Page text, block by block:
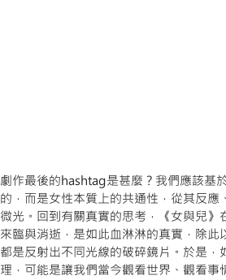
劇作最後的hashtag是甚麼？我們應該基
的，而是女性本質上的共通性，從其反
微光。回到有關真實的思考，《女與兒
來臨與消逝，是如此血淋淋的真實，除
都是反射出不同光線的破碎鏡片。於是
理，可能是讓我們當今觀看世界、觀看